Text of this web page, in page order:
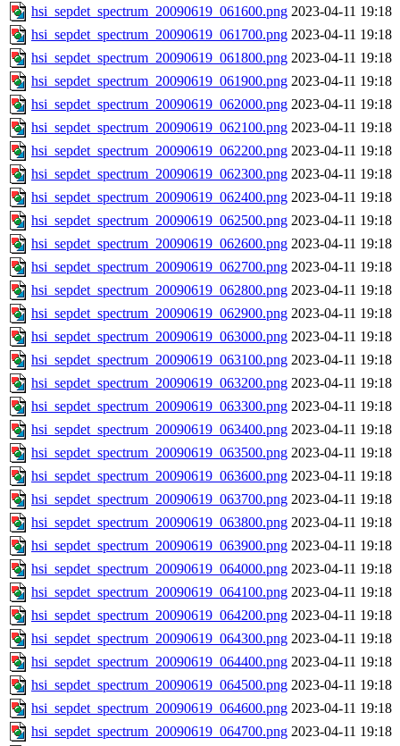
hsi_sepdet_spectrum_20090619_061600.png 2023-04-11 19:18
hsi_sepdet_spectrum_20090619_061700.png 2023-04-11 19:18
hsi_sepdet_spectrum_20090619_061800.png 2023-04-11 19:18
hsi_sepdet_spectrum_20090619_061900.png 2023-04-11 19:18
hsi_sepdet_spectrum_20090619_062000.png 2023-04-11 19:18
hsi_sepdet_spectrum_20090619_062100.png 2023-04-11 19:18
hsi_sepdet_spectrum_20090619_062200.png 2023-04-11 19:18
hsi_sepdet_spectrum_20090619_062300.png 2023-04-11 19:18
hsi_sepdet_spectrum_20090619_062400.png 2023-04-11 19:18
hsi_sepdet_spectrum_20090619_062500.png 2023-04-11 19:18
hsi_sepdet_spectrum_20090619_062600.png 2023-04-11 19:18
hsi_sepdet_spectrum_20090619_062700.png 2023-04-11 19:18
hsi_sepdet_spectrum_20090619_062800.png 2023-04-11 19:18
hsi_sepdet_spectrum_20090619_062900.png 2023-04-11 19:18
hsi_sepdet_spectrum_20090619_063000.png 2023-04-11 19:18
hsi_sepdet_spectrum_20090619_063100.png 2023-04-11 19:18
hsi_sepdet_spectrum_20090619_063200.png 2023-04-11 19:18
hsi_sepdet_spectrum_20090619_063300.png 2023-04-11 19:18
hsi_sepdet_spectrum_20090619_063400.png 2023-04-11 19:18
hsi_sepdet_spectrum_20090619_063500.png 2023-04-11 19:18
hsi_sepdet_spectrum_20090619_063600.png 2023-04-11 19:18
hsi_sepdet_spectrum_20090619_063700.png 2023-04-11 19:18
hsi_sepdet_spectrum_20090619_063800.png 2023-04-11 19:18
hsi_sepdet_spectrum_20090619_063900.png 2023-04-11 19:18
hsi_sepdet_spectrum_20090619_064000.png 2023-04-11 19:18
hsi_sepdet_spectrum_20090619_064100.png 2023-04-11 19:18
hsi_sepdet_spectrum_20090619_064200.png 2023-04-11 19:18
hsi_sepdet_spectrum_20090619_064300.png 2023-04-11 19:18
hsi_sepdet_spectrum_20090619_064400.png 2023-04-11 19:18
hsi_sepdet_spectrum_20090619_064500.png 2023-04-11 19:18
hsi_sepdet_spectrum_20090619_064600.png 2023-04-11 19:18
hsi_sepdet_spectrum_20090619_064700.png 2023-04-11 19:18